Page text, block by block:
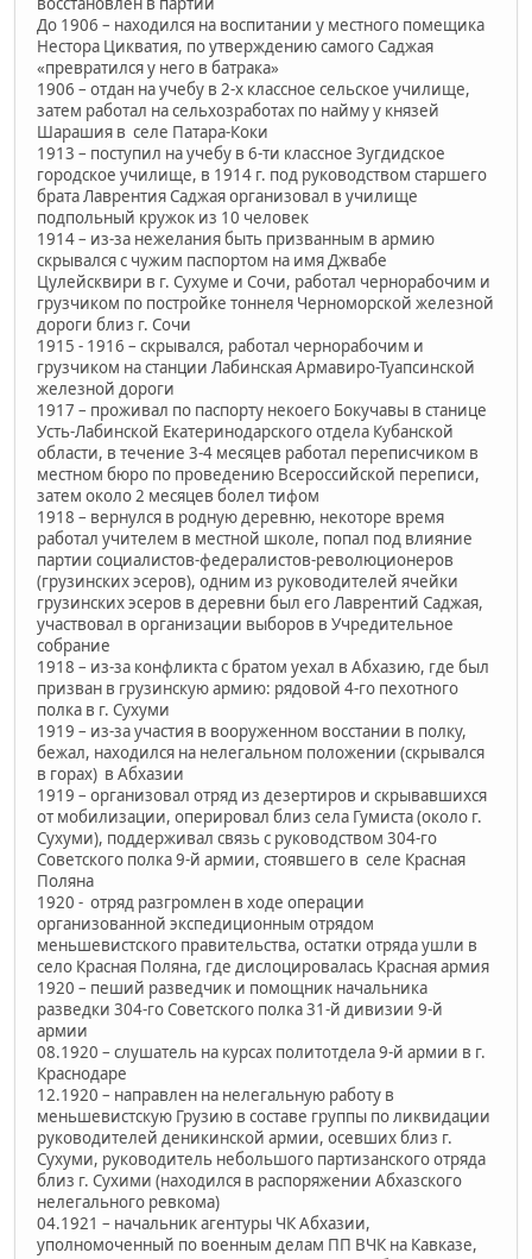
До 1906 – находился на воспитании у местного помещика
Нестора Цикватия, по утверждению самого Саджая
«превратился у него в батрака»
1906 – отдан на учебу в 2-х классное сельское училище,
затем работал на сельхозработах по найму у князей
Шарашия в селе Патара-Коки
1913 – поступил на учебу в 6-ти классное Зугдидское
городское училище, в 1914 г. под руководством старшего
брата Лаврентия Саджая организовал в училище
подпольный кружок из 10 человек
1914 – из-за нежелания быть призванным в армию
скрывался с чужим паспортом на имя Джвабе
Цулейсквири в г. Сухуме и Сочи, работал чернорабочим и
грузчиком по постройке тоннеля Черноморской железной
дороги близ г. Сочи
1915 - 1916 – скрывался, работал чернорабочим и
грузчиком на станции Лабинская Армавиро-Туапсинской
железной дороги
1917 – проживал по паспорту некоего Бокучавы в станице
Усть-Лабинской Екатеринодарского отдела Кубанской
области, в течение 3-4 месяцев работал переписчиком в
местном бюро по проведению Всероссийской переписи,
затем около 2 месяцев болел тифом
1918 – вернулся в родную деревню, некоторе время
работал учителем в местной школе, попал под влияние
партии социалистов-федералистов-революционеров
(грузинских эсеров), одним из руководителей ячейки
грузинских эсеров в деревни был его Лаврентий Саджая,
участвовал в организации выборов в Учредительное
собрание
1918 – из-за конфликта с братом уехал в Абхазию, где был
призван в грузинскую армию: рядовой 4-го пехотного
полка в г. Сухуми
1919 – из-за участия в вооруженном восстании в полку,
бежал, находился на нелегальном положении (скрывался
в горах) в Абхазии
1919 – организовал отряд из дезертиров и скрывавшихся
от мобилизации, оперировал близ села Гумиста (около г.
Сухуми), поддерживал связь с руководством 304-го
Советского полка 9-й армии, стоявшего в селе Красная
Поляна
1920 - отряд разгромлен в ходе операции
организованной экспедиционным отрядом
меньшевистского правительства, остатки отряда ушли в
село Красная Поляна, где дислоцировалась Красная армия
1920 – пеший разведчик и помощник начальника
разведки 304-го Советского полка 31-й дивизии 9-й
армии
08.1920 – слушатель на курсах политотдела 9-й армии в г.
Краснодаре
12.1920 – направлен на нелегальную работу в
меньшевистскую Грузию в составе группы по ликвидации
руководителей деникинской армии, осевших близ г.
Сухуми, руководитель небольшого партизанского отряда
близ г. Сухими (находился в распоряжении Абхазского
нелегального ревкома)
04.1921 – начальник агентуры ЧК Абхазии,
уполномоченный по военным делам ПП ВЧК на Кавказе,